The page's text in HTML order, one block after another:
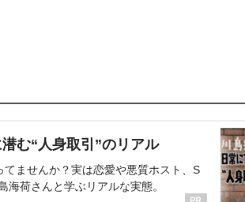
む“人身取引”のリアル
てませんか？実は恋愛や悪質ホスト、S
海荷さんと学ぶリアルな実態。